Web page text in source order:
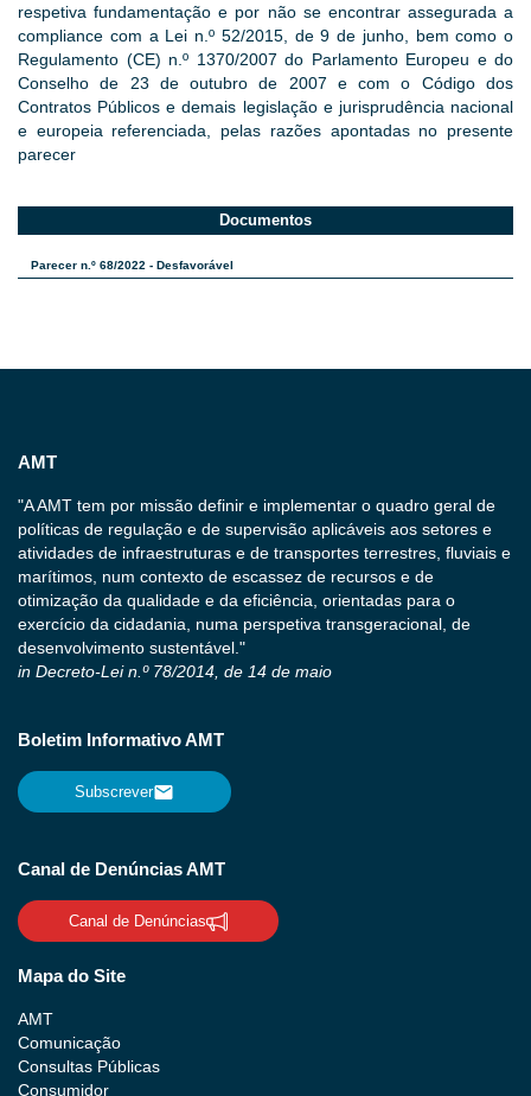
respetiva fundamentação e por não se encontrar assegurada a
compliance com a Lei n.º 52/2015, de 9 de junho, bem como o
Regulamento (CE) n.º 1370/2007 do Parlamento Europeu e do
Conselho de 23 de outubro de 2007 e com o Código dos
Contratos Públicos e demais legislação e jurisprudência nacional
e europeia referenciada, pelas razões apontadas no presente
parecer
Documentos
Parecer n.º 68/2022 - Desfavorável
AMT
"A AMT tem por missão definir e implementar o quadro geral de
políticas de regulação e de supervisão aplicáveis aos setores e
atividades de infraestruturas e de transportes terrestres, fluviais e
marítimos, num contexto de escassez de recursos e de
otimização da qualidade e da eficiência, orientadas para o
exercício da cidadania, numa perspetiva transgeracional, de
desenvolvimento sustentável."
in Decreto-Lei n.º 78/2014, de 14 de maio
Boletim Informativo AMT
Subscrever
Canal de Denúncias AMT
Canal de Denúncias
Mapa do Site
AMT
Comunicação
Consultas Públicas
Consumidor